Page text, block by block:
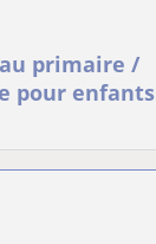
primaire /
pour enfants